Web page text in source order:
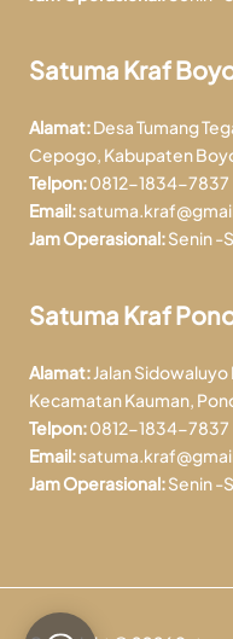
Satuma Kraf
Alamat:Desa Tumang
Cepogo, Kabupaten
Telpon:0812-1834-7837
Email:
Jam Operasional:Senin -
Satuma Kraf
Alamat:Jalan Sidowaluyo
Kecamatan Kauman,
Telpon:0812-1834-7837
Email:
Jam Operasional:Senin -